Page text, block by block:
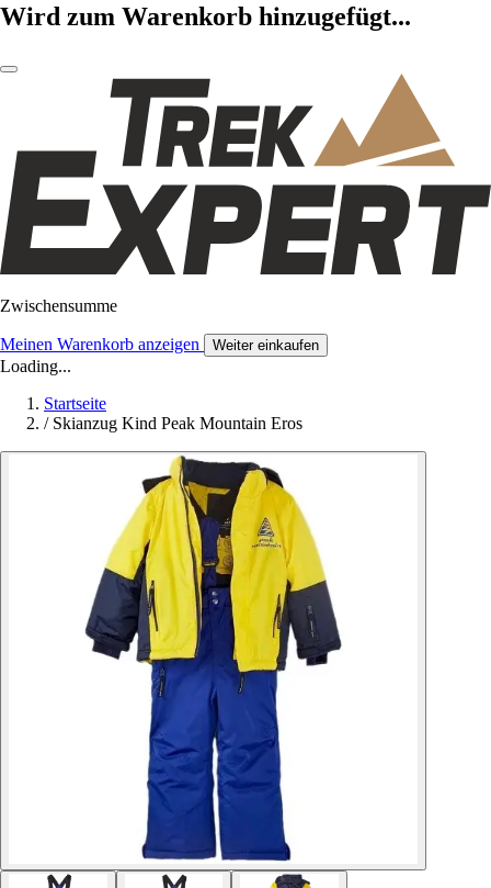
Wird zum Warenkorb hinzugefügt...
Zwischensumme
Meinen Warenkorb anzeigen Weiter einkaufen
Loading...
Startseite
/ Skianzug Kind Peak Mountain Eros